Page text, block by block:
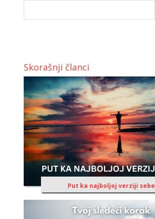
Skorašnji članci
Put ka najboljoj verziji sebe